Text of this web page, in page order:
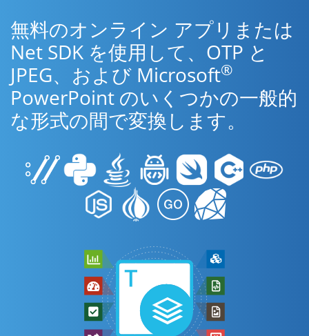
無料のオンライン アプリまたは
Net SDK を使用して、OTP と
JPEG、および Microsoft®
PowerPoint のいくつかの一般的
な形式の間で変換します。